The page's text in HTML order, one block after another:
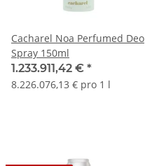
Cacharel Noa Perfumed Deo
Spray 150ml
1.233.911,42 € *
8.226.076,13 € pro 1 l